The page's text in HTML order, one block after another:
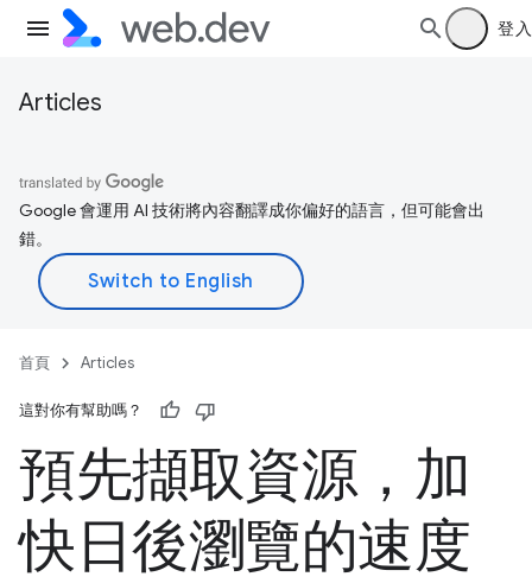
登入
Articles
Google 會運用 AI 技術將內容翻譯成你偏好的語言，但可能會出
錯。
首頁 Articles
這對你有幫助嗎？
預先擷取資源，加
快日後瀏覽的速度